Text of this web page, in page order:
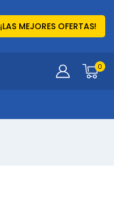
¡LAS MEJORES OFERTAS!
0